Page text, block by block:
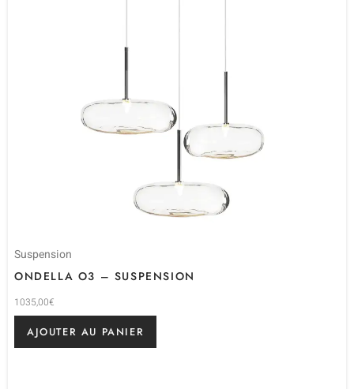
Suspension
ONDELLA O3 – SUSPENSION
1035,00€
AJOUTER AU PANIER